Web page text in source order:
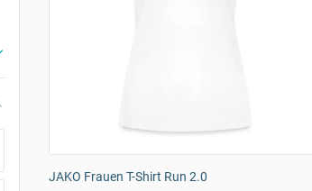
JAKO Frauen T-Shirt Run 2.0